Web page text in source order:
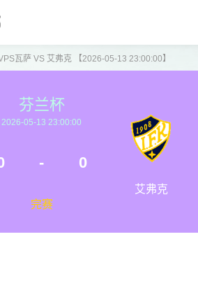
瓦萨 VS 艾弗克 【2026-05-13 23:00:00】
芬兰杯
2026-05-13 23:00:00
- 0
完赛
艾弗克